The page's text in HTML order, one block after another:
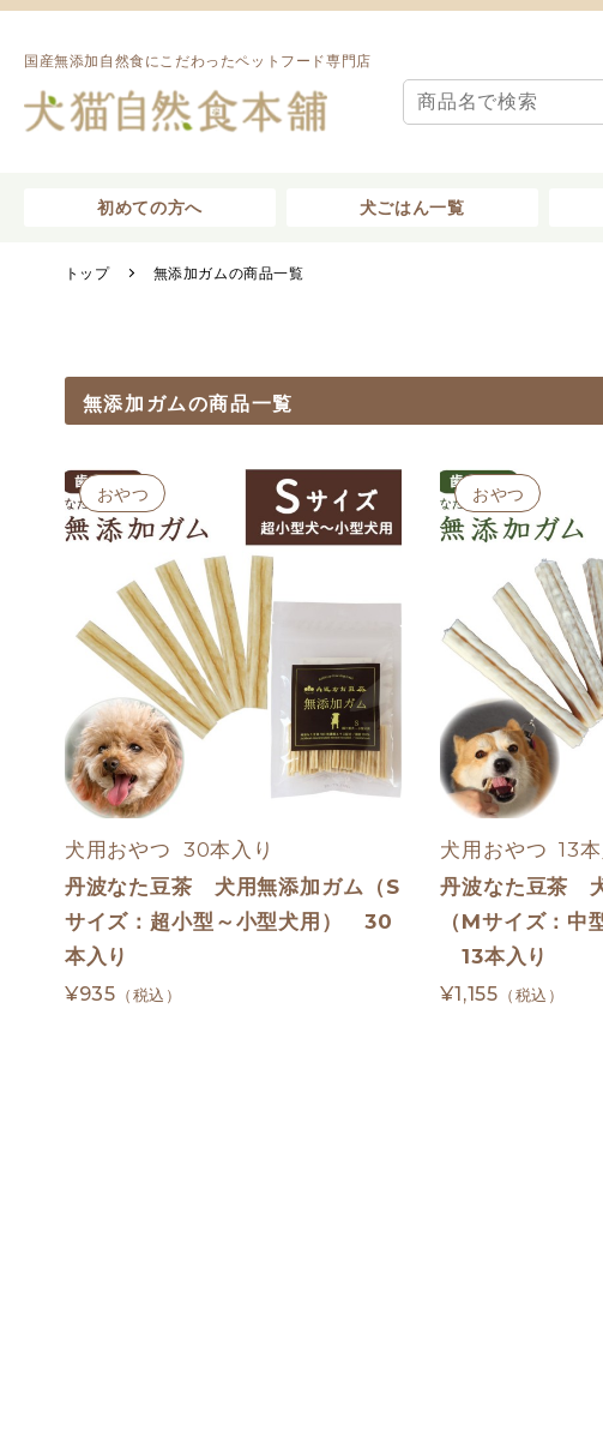
国産無添加自然食にこだわったペットフード専門店
初めての方へ 犬ごはん一覧
トップ 無添加ガムの商品一覧
無添加ガムの商品一覧
おやつ
犬用おやつ  30本入り
丹波なた豆茶 犬用無添加ガム（S
サイズ：超小型～小型犬用） 30
本入り
¥935 （税込）
おやつ
犬用おやつ  13本
丹波なた豆茶
（Mサイズ：中
13本入り
¥1,155 （税込）